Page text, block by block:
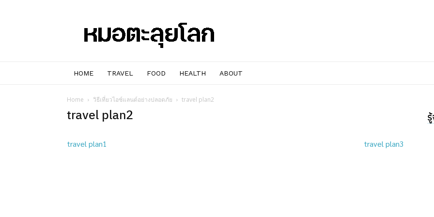
ตะลุย
โลก
HOME TRAVEL FOOD HEALTH ABOUT
Home วิธีเที่ยวไอซ์แลนด์อย่างปลอดภัย travel plan2
travel plan2
travel plan1 travel plan3